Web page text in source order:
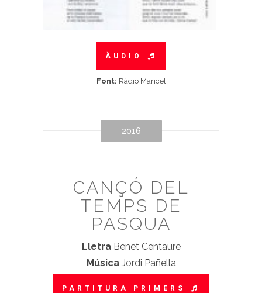
ÀUDIO
Font: Ràdio Maricel
2016
CANÇÓ DEL
TEMPS DE
PASQUA
LletraBenet Centaure
MúsicaJordi Pañella
PARTITURA PRIMERS